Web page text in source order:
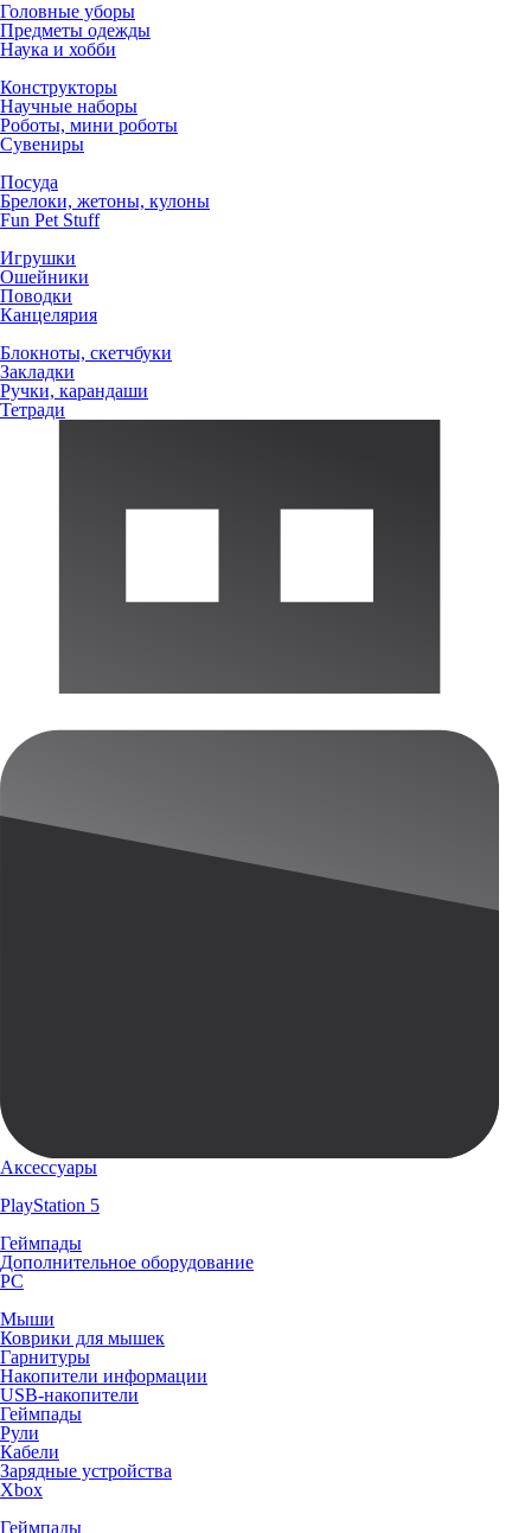
Головные уборы
Предметы одежды
Наука и хобби
Конструкторы
Научные наборы
Роботы, мини роботы
Сувениры
Посуда
Брелоки, жетоны, кулоны
Fun Pet Stuff
Игрушки
Ошейники
Поводки
Канцелярия
Блокноты, скетчбуки
Закладки
Ручки, карандаши
Тетради
Аксессуары
PlayStation 5
Геймпады
Дополнительное оборудование
PC
Мыши
Коврики для мышек
Гарнитуры
Накопители информации
USB-накопители
Геймпады
Рули
Кабели
Зарядные устройства
Xbox
Геймпады